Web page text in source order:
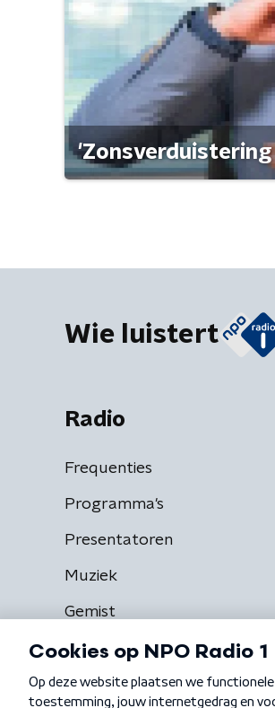
Wie luistert
Radio
Frequenties
Programma's
Presentatoren
Muziek
Gemist